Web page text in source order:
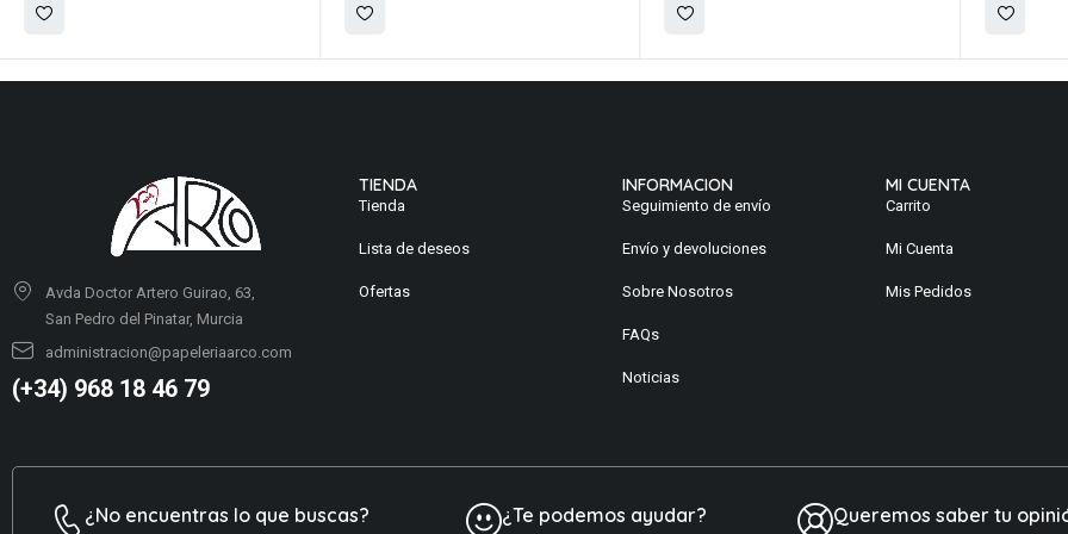
Avda Doctor Artero Guirao, 63,
San Pedro del Pinatar, Murcia
administracion@papeleriaarco.com
(+34) 968 18 46 79
TIENDA
Tienda
Lista de deseos
Ofertas
INFORMACION
Seguimiento de envío
Envío y devoluciones
Sobre Nosotros
FAQs
Noticias
MI CUENTA
Carrito
Mi Cuenta
Mis Pedidos
¿No encuentras lo que buscas? ¿Te podemos ayudar? Queremos saber tu